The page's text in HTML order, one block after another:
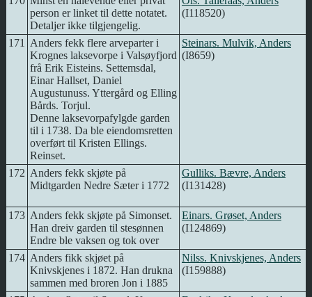
person er linket til dette notatet.
Detaljer ikke tilgjengelig.
(I118520)
171
Anders fekk flere arveparter i
Krognes laksevorpe i Valsøyfjord
frå Erik Eisteins. Settemsdal,
Einar Hallset, Daniel
Augustunuss. Yttergård og Elling
Bårds. Torjul.
Denne laksevorpafylgde garden
til i 1738. Da ble eiendomsretten
overført til Kristen Ellings.
Reinset.
Steinars. Mulvik, Anders
(I8659)
172 Anders fekk skjøte på
Midtgarden Nedre Sæter i 1772
Gulliks. Bævre, Anders
(I131428)
173 Anders fekk skjøte på Simonset.
Han dreiv garden til stesønnen
Endre ble vaksen og tok over
Einars. Grøset, Anders
(I124869)
174 Anders fikk skjøet på
Knivskjenes i 1872. Han drukna
sammen med broren Jon i 1885
Nilss. Knivskjenes, Anders
(I159888)